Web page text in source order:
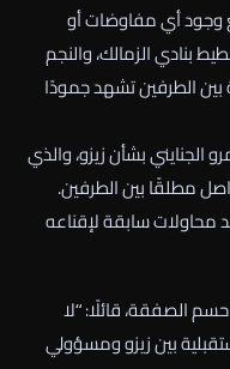
أي مفاوضات أو
بنادي الزمالك، والنجم
الطرفين تشهد جمودًا
بشأن زيزو، والذي
مطلقًا بين الطرفين.
محاولات سابقة لإقناعه
الصفقة، قائلًا: “لا
بين زيزو ومسؤولي